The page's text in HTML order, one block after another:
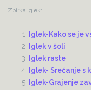
Zbirka Iglek:
Iglek-Kako se je
Iglek v šoli
Iglek raste
Iglek- Srečanje s
Iglek-Grajenje